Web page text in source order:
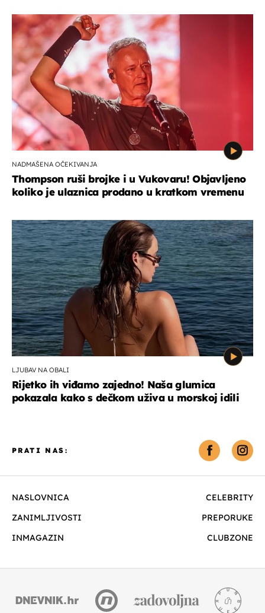
NADMAŠENA OČEKIVANJA
Thompson ruši brojke i u Vukovaru! Objavljeno
koliko je ulaznica prodano u kratkom vremenu
LJUBAV NA OBALI
Rijetko ih viđamo zajedno! Naša glumica
pokazala kako s dečkom uživa u morskoj idili
NASLOVNICA
CELEBRITY
ZANIMLJIVOSTI
PREPORUKE
INMAGAZIN
CLUBZONE
PRATI NAS: